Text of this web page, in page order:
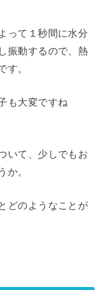
って１秒間に水分
振動するので、熱
す。
も大変ですね
いて、少しでもお
か。
どのようなことが